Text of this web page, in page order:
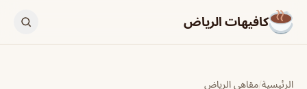
كافيهات الرياض
الرئيسية/مقاهي الرياض